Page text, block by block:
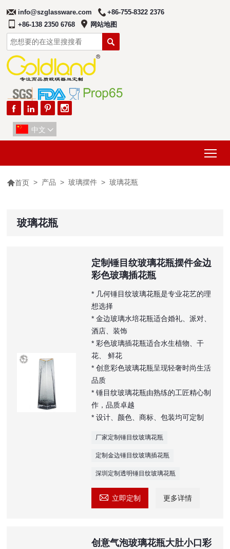
info@szglassware.com
+86-755-8322 2376
+86-138 2350 6768
网站地图

   
中文 
首页 > 产品 > 玻璃摆件 > 玻璃花瓶
玻璃花瓶
定制锤目纹玻璃花瓶摆件金边
彩色玻璃插花瓶
* 几何锤目纹玻璃花瓶是专业花艺的理
想选择
* 金边玻璃水培花瓶适合婚礼、派对、
酒店、装饰
* 彩色玻璃插花瓶适合水生植物、干
花、 鲜花
* 创意彩色玻璃花瓶呈现轻奢时尚生活
品质
* 锤目纹玻璃花瓶由熟练的工匠精心制
作，品质卓越
* 设计、颜色、商标、包装均可定制
厂家定制锤目纹玻璃花瓶
定制金边锤目纹玻璃插花瓶
深圳定制透明锤目纹玻璃花瓶
 立即定制 更多详情
创意气泡玻璃花瓶大肚小口彩